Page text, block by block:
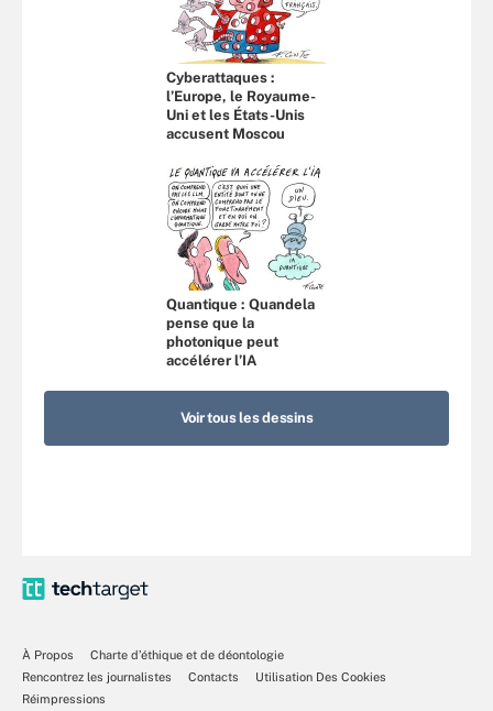
Cyberattaques :
l’Europe, le Royaume-
Uni et les États-Unis
accusent Moscou
Quantique : Quandela
pense que la
photonique peut
accélérer l’IA
Voir tous les dessins
À Propos
Charte d’éthique et de déontologie
Rencontrez les journalistes
Contacts
Utilisation Des Cookies
Réimpressions